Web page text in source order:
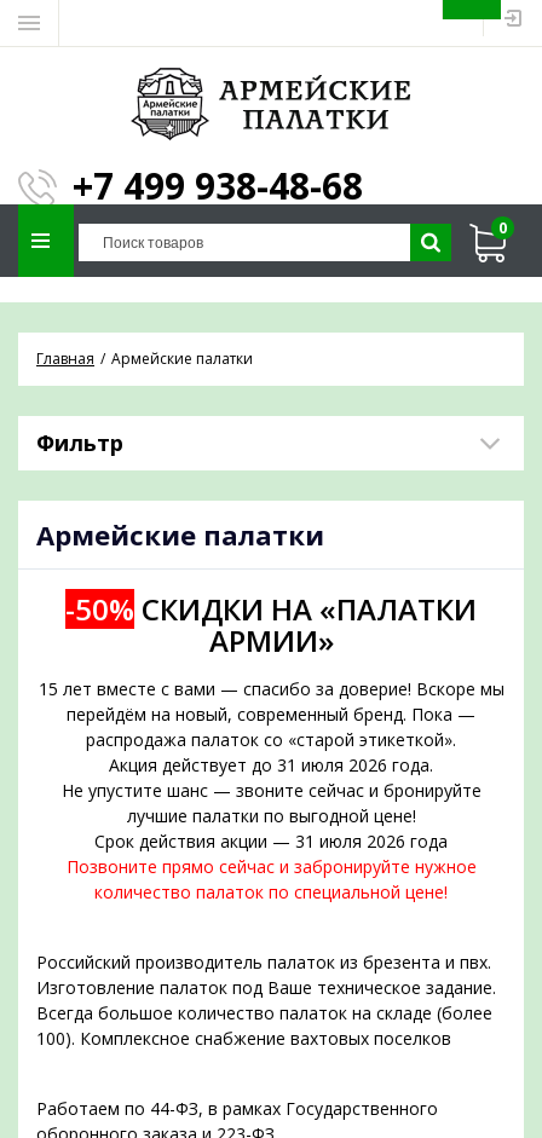
+7 499 938-48-68
0
Главная Армейские палатки
Фильтр
Армейские палатки
-50% СКИДКИ НА «ПАЛАТКИ
АРМИИ»
15 лет вместе с вами — спасибо за доверие! Вскоре мы
перейдём на новый, современный бренд. Пока —
распродажа палаток со «старой этикеткой».
Акция действует до 31 июля 2026 года.
Не упустите шанс — звоните сейчас и бронируйте
лучшие палатки по выгодной цене!
Срок действия акции — 31 июля 2026 года
Позвоните прямо сейчас и забронируйте нужное
количество палаток по специальной цене!
Российский производитель палаток из брезента и пвх.
Изготовление палаток под Ваше техническое задание.
Всегда большое количество палаток на складе (более
100). Комплексное снабжение вахтовых поселков
Работаем по 44-ФЗ, в рамках Государственного
ЗАПОЛНИТЕ ФОРМУ И
МЫ ПОДБЕРЕМ
ПАЛАТКУ ПОД ВАШИ
ПАРАМЕТРЫ!
Отправим предложение на почту и
проконсультируем по любым вопросам
подобрать